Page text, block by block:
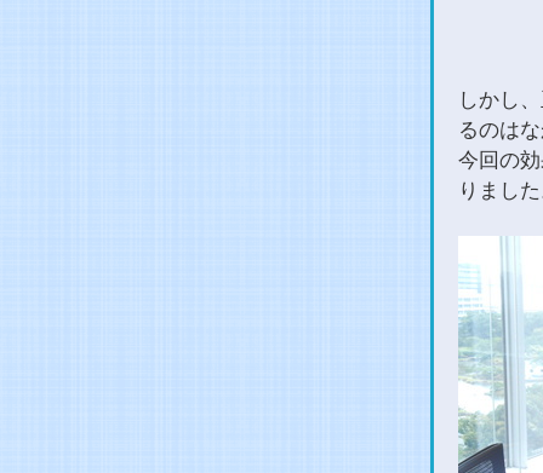
しかし
るのは
今回の
りまし